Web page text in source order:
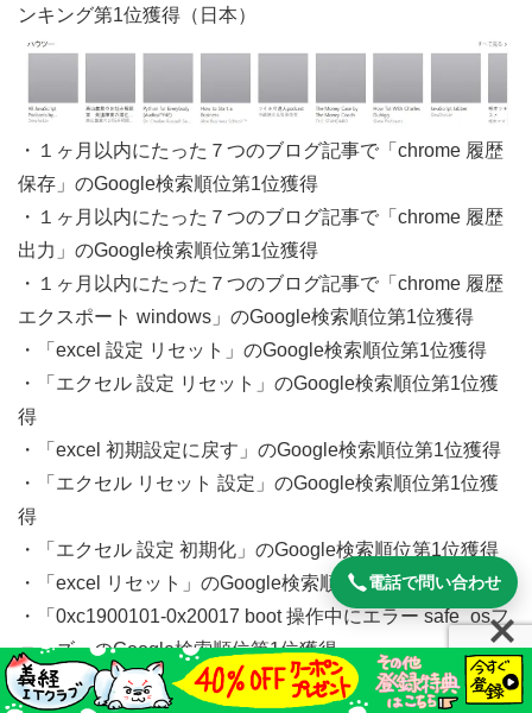
ンキング第1位獲得（日本）
・１ヶ月以内にたった７つのブログ記事で「chrome 履歴
保存」のGoogle検索順位第1位獲得
・１ヶ月以内にたった７つのブログ記事で「chrome 履歴
出力」のGoogle検索順位第1位獲得
・１ヶ月以内にたった７つのブログ記事で「chrome 履歴
エクスポート windows」のGoogle検索順位第1位獲得
・「excel 設定 リセット」のGoogle検索順位第1位獲得
・「エクセル 設定 リセット」のGoogle検索順位第1位獲
得
・「excel 初期設定に戻す」のGoogle検索順位第1位獲得
・「エクセル リセット 設定」のGoogle検索順位第1位獲
得
・「エクセル 設定 初期化」のGoogle検索順位第1位獲得
・「excel リセット」のGoogle検索順位第1位獲得
・「0xc1900101-0x20017 boot 操作中にエラー safe_osフ
ェーズ」のGoogle検索順位第1位獲得
・「0xc1900101 0x20017 原因」のGoogle検索順位第1位
電話で問い合わせ